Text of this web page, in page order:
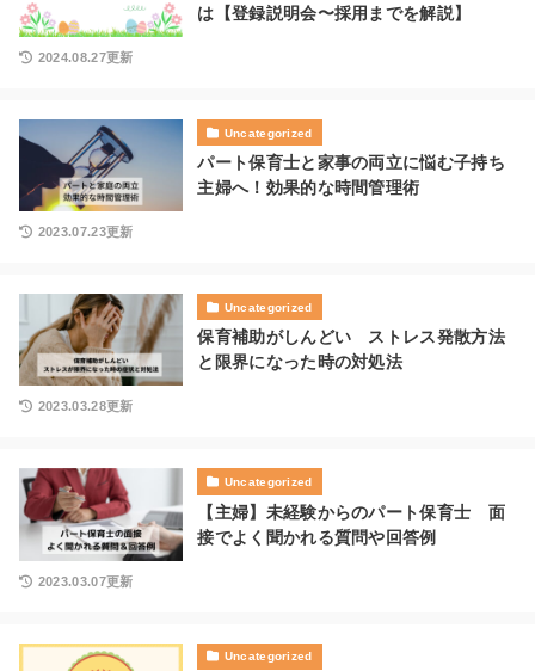
は【登録説明会〜採用までを解説】
2024.08.27更新
Uncategorized
パート保育士と家事の両立に悩む子持ち
主婦へ！効果的な時間管理術
2023.07.23更新
Uncategorized
保育補助がしんどい ストレス発散方法
と限界になった時の対処法
2023.03.28更新
Uncategorized
【主婦】未経験からのパート保育士 面
接でよく聞かれる質問や回答例
2023.03.07更新
Uncategorized